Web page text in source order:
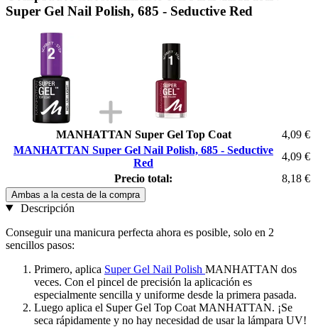
Super Gel Nail Polish, 685 - Seductive Red
MANHATTAN Super Gel Top Coat
4,09 €
MANHATTAN Super Gel Nail Polish, 685 - Seductive
Red
4,09 €
Precio total:
8,18 €
Ambas a la cesta de la compra
Descripción
Conseguir una manicura perfecta ahora es posible, solo en 2
sencillos pasos:
Primero, aplica Super Gel Nail Polish MANHATTAN dos
veces. Con el pincel de precisión la aplicación es
especialmente sencilla y uniforme desde la primera pasada.
Luego aplica el Super Gel Top Coat MANHATTAN. ¡Se
seca rápidamente y no hay necesidad de usar la lámpara UV!